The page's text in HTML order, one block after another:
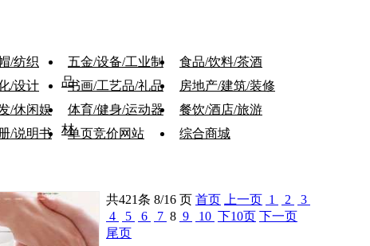
/纺织
五金/设备/工业制
品
食品/饮料/茶酒
/设计 书画/工艺品/礼品
房地产/建筑/装修
/休闲娱
体育/健身/运动器
材
餐饮/酒店/旅游
/说明书 单页竞价网站
综合商城
共421条 8/16 页 首页 上一页 1 2
3
4
5 6 7 8 9 10 下10页 下一页
尾页